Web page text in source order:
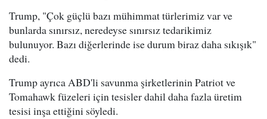
Trump, "Çok güçlü bazı mühimmat türlerimiz var ve
bunlarda sınırsız, neredeyse sınırsız tedarikimiz
bulunuyor. Bazı diğerlerinde ise durum biraz daha sıkışık"
dedi.
Trump ayrıca ABD'li savunma şirketlerinin Patriot ve
Tomahawk füzeleri için tesisler dahil daha fazla üretim
tesisi inşa ettiğini söyledi.